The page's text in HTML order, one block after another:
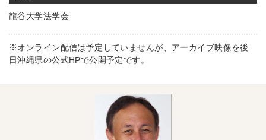
龍谷大学法学会
※オンライン配信は予定していませんが、アーカイブ映像を後
日沖縄県の公式HPで公開予定です。